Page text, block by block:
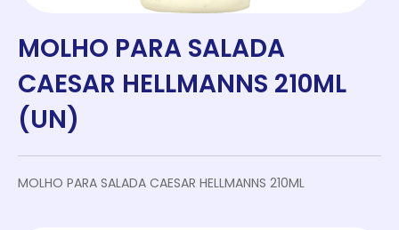
MOLHO PARA SALADA
CAESAR HELLMANNS 210ML
(UN)
MOLHO PARA SALADA CAESAR HELLMANNS 210ML